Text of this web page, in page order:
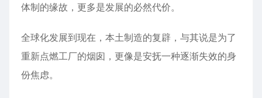
体制的缘故，更多是发展的必然代价。
全球化发展到现在，本土制造的复辟，与其说是为了
重新点燃工厂的烟囱，更像是安抚一种逐渐失效的身
份焦虑。